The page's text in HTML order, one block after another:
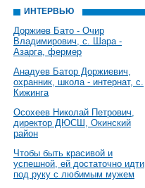
ИНТЕРВЬЮ
Доржиев Бато - Очир
Владимирович, с. Шара -
Азарга, фермер
Анадуев Батор Доржиевич,
охранник, школа - интернат, с.
Кижинга
Осохеев Николай Петрович,
директор ДЮСШ, Окинский
район
Чтобы быть красивой и
успешной, ей достаточно идти
под руку с любимым мужем